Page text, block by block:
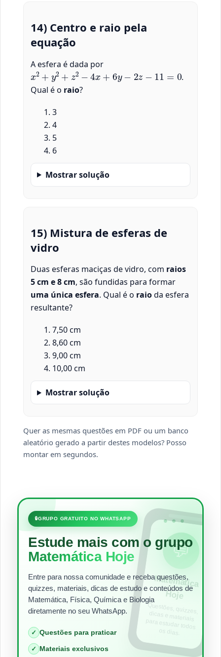
14) Centro e raio pela
equação
A esfera é dada por
x2+y2+z2−4x +6y
.
Qual é o raio?
3
4
5
6
Mostrar solução
15) Mistura de esferas de
vidro
Duas esferas maciças de vidro, com raios
5 cm e 8 cm, são fundidas para formar
uma única esfera. Qual é o raioda esfera
resultante?
7,50 cm
8,60 cm
9,00 cm
10,00 cm
Mostrar solução
Quer as mesmas questões em PDF ou um banco
aleatório gerado a partir destes modelos? Posso
montar em segundos.
•••
🔒GRUPO GRATUITO NO WHATSAPP
Estude mais com o grupo
Matemática Hoje
Entre para nossa comunidade e receba questões,
quizzes, materiais, dicas de estudo e conteúdos de
Matemática, Física, Química e Biologia
diretamente no seu WhatsApp.
✓ Questões para praticar
✓ Materiais exclusivos
💬
Matem
ática
Hoje
Questões, quizzes,
dicas e materiais
para estudar todos
os dias.